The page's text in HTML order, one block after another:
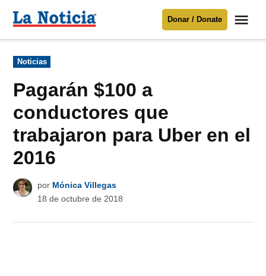
Para mantenerte informado necesitamos
Donar
contenido
Noticia
Donar / Donate
Publicado
en
Noticias
Pagarán $100 a
conductores que
trabajaron para Uber en el
2016
por Mónica Villegas
18 de octubre de 2018